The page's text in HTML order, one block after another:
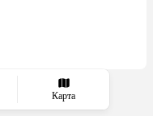
Карта